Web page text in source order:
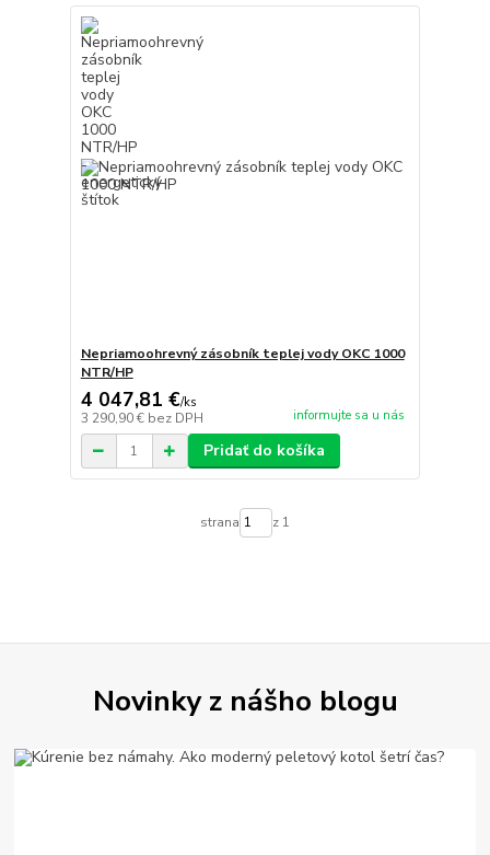
Nepriamoohrevný zásobník teplej vody OKC 1000
NTR/HP
4 047,81 €/ks
3 290,90 € bez DPH informujte sa u nás
Pridať do košíka
strana z 1
Novinky z nášho blogu